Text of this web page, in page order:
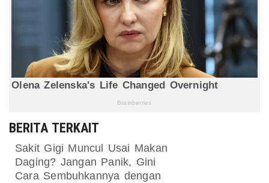
BERITA TERKAIT
Sakit Gigi Muncul Usai Makan
Daging? Jangan Panik, Gini
Cara Sembuhkannya dengan